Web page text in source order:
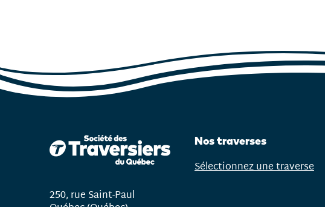
250, rue Saint-Paul
Nos traverses
Ouvrir
Sélectionnez une traverse